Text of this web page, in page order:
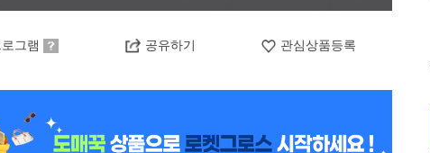
그램 공유하기 관심상품등록